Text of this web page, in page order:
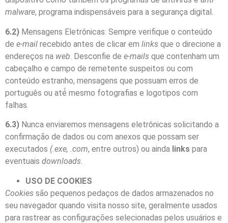
malware, programa indispensáveis para a segurança digital.
6.2) Mensagens Eletrônicas: Sempre verifique o conteúdo
de e-mail recebido antes de clicar em links que o direcione a
endereços na web. Desconfie de e-mails que contenham um
cabeçalho e campo de remetente suspeitos ou com
conteúdo estranho, mensagens que possuam erros de
português ou até́ mesmo fotografias e logotipos com
falhas.
6.3) Nunca enviaremos mensagens eletrônicas solicitando a
confirmação de dados ou com anexos que possam ser
executados (.exe, .com, entre outros) ou ainda links para
eventuais downloads.
USO DE COOKIES
Cookies são pequenos pedaços de dados armazenados no
seu navegador quando visita nosso site, geralmente usados
para rastrear as configurações selecionadas pelos usuários e